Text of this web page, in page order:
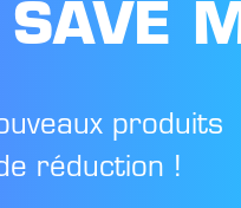
produits
réduction !